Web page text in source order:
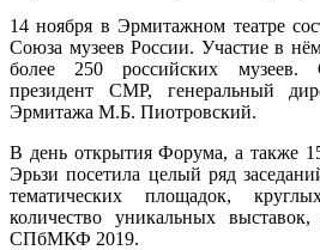
14 ноября в Эрмитажном театре
Союза музеев России. Участие в
более 250 российских
президент СМР, генеральный
Эрмитажа М.Б. Пиотровский.
В день открытия Форума, а также
Эрьзи посетила целый ряд
тематических площадок,
количество уникальных
СПбМКФ 2019.